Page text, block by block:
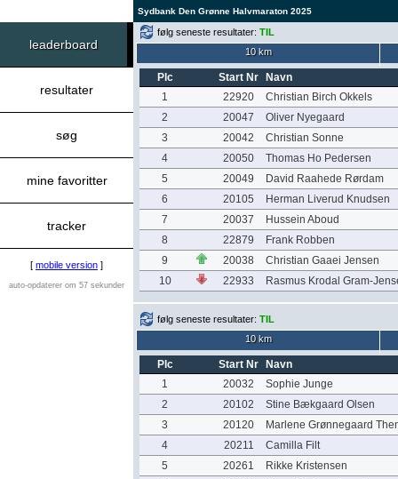
Sydbank Den Grønne Halvmaraton 2025
leaderboard
resultater
søg
mine favoritter
tracker
[ mobile version ]
auto-opdaterer om 57 sekunder
følg seneste resultater: TIL
10 km
Plc Start Nr
Navn
1
22920
Christian Birch Okkels
2
20047
Oliver Nyegaard
3
20042
Christian Sonne
4
20050
Thomas Ho Pedersen
5
20049
David Raahede Rørdam
6
20105
Herman Liverud Knudsen
7
20037
Hussein Aboud
8
22879
Frank Robben
9
20038
Christian Gaaei Jensen
10
22933 Rasmus Krodal Gram-
følg seneste resultater: TIL
10 km
Plc Start Nr
Navn
1
20032
Sophie Junge
2
20102
Stine Bækgaard Olsen
3
20120
Marlene Grønnegaard
4
20211
Camilla Filt
5
20261
Rikke Kristensen